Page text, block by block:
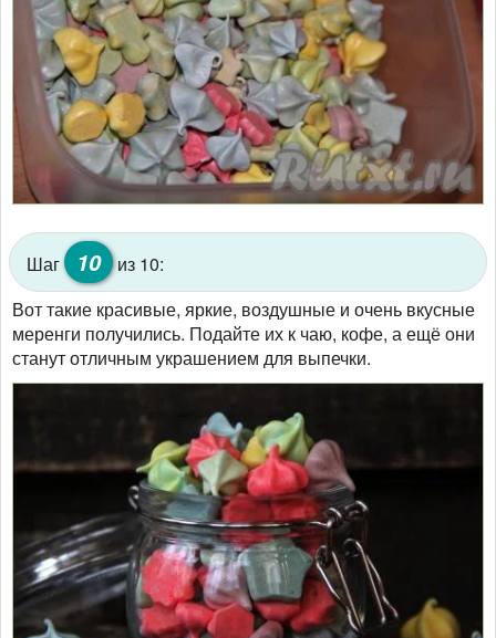
Шаг 10 из 10:
Вот такие красивые, яркие, воздушные и очень вкусные
меренги получились. Подайте их к чаю, кофе, а ещё они
станут отличным украшением для выпечки.